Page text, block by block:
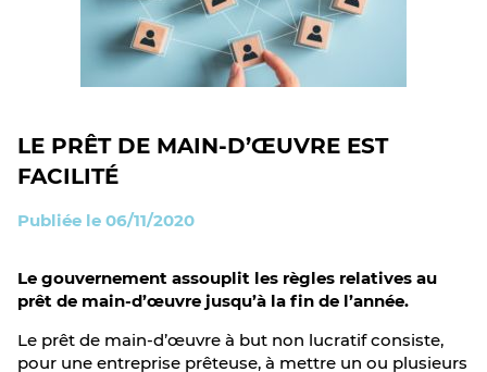
LE PRÊT DE MAIN-D’ŒUVRE EST
FACILITÉ
Publiée le 06/11/2020
Le gouvernement assouplit les règles relatives au
prêt de main-d’œuvre jusqu’à la fin de l’année.
Le prêt de main-d’œuvre à but non lucratif consiste,
pour une entreprise prêteuse, à mettre un ou plusieurs